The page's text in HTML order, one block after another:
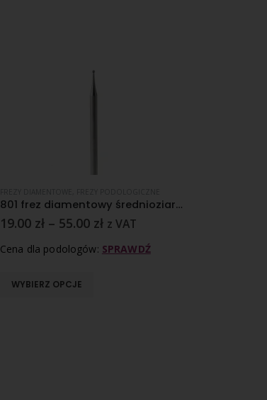
801 frez diamentowy średnioziarnisty nasyp
19.00 zł – 55.00 zł z VAT
Cena dla podologów: SPRAWDŹ
WYBIERZ OPCJE